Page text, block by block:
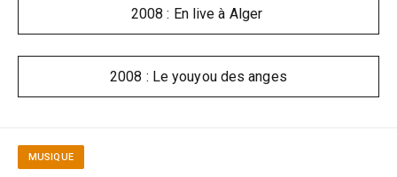
2008 : En live à Alger
2008 : Le youyou des anges
MUSIQUE